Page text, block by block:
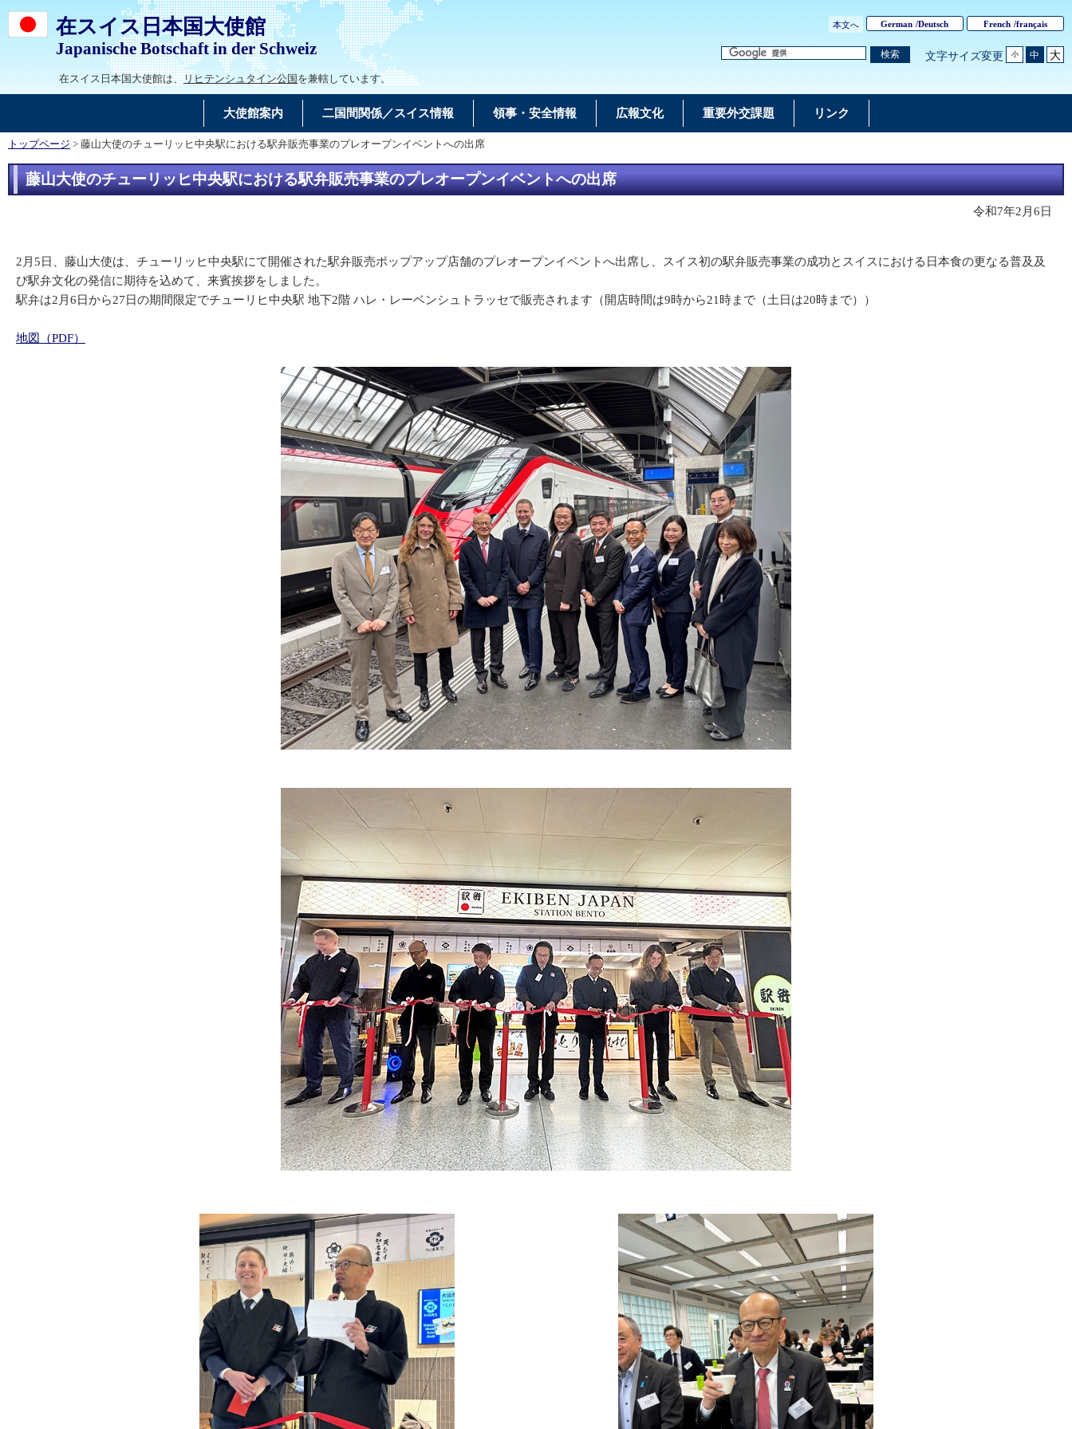
在スイス日本国大使館
Japanische Botschaft in der Schweiz
本文へ German /Deutsch French /français
検索 文字サイズ変更 小 中 大
在スイス日本国大使館は、リヒテンシュタイン公国 を兼轄しています。
大使館案内 二国間関係／スイス情報 領事・安全情報 広報文化 重要外交課題 リンク
トップページ > 藤山大使のチューリッヒ中央駅における駅弁販売事業のプレオープンイベントへの出席
藤山大使のチューリッヒ中央駅における駅弁販売事業のプレオープンイベントへの出席
令和7年2月6日
2月5日、藤山大使は、チューリッヒ中央駅にて開催された駅弁販売ポップアップ店舗のプレオープンイベントへ出席し、スイス初の駅弁販売事業の成功とスイスにおける日本食の更なる普及及
び駅弁文化の発信に期待を込めて、来賓挨拶をしました。
駅弁は2月6日から27日の期間限定でチューリヒ中央駅 地下2階 ハレ・レーベンシュトラッセで販売されます（開店時間は9時から21時まで（土日は20時まで））
地図（PDF）